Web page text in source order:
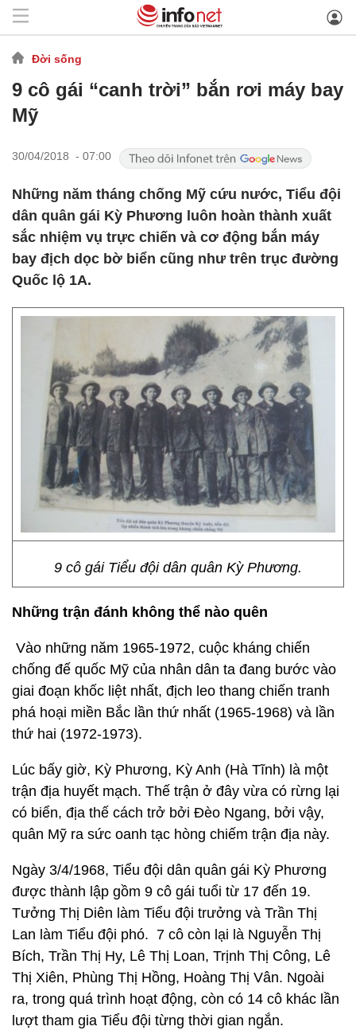
Đời sống
9 cô gái “canh trời” bắn rơi máy bay
Mỹ
30/04/2018 - 07:00
Những năm tháng chống Mỹ cứu nước, Tiểu đội
dân quân gái Kỳ Phương luôn hoàn thành xuất
sắc nhiệm vụ trực chiến và cơ động bắn máy
bay địch dọc bờ biển cũng như trên trục đường
Quốc lộ 1A.
9 cô gái Tiểu đội dân quân Kỳ Phương.
Những trận đánh không thể nào quên
Vào những năm 1965-1972, cuộc kháng chiến
chống đế quốc Mỹ của nhân dân ta đang bước vào
giai đoạn khốc liệt nhất, địch leo thang chiến tranh
phá hoại miền Bắc lần thứ nhất (1965-1968) và lần
thứ hai (1972-1973).
Lúc bấy giờ, Kỳ Phương, Kỳ Anh (Hà Tĩnh) là một
trận địa huyết mạch. Thế trận ở đây vừa có rừng lại
có biển, địa thế cách trở bởi Đèo Ngang, bởi vậy,
quân Mỹ ra sức oanh tạc hòng chiếm trận địa này.
Ngày 3/4/1968, Tiểu đội dân quân gái Kỳ Phương
được thành lập gồm 9 cô gái tuổi từ 17 đến 19.
Tưởng Thị Diên làm Tiểu đội trưởng và Trần Thị
Lan làm Tiểu đội phó. 7 cô còn lại là Nguyễn Thị
Bích, Trần Thị Hy, Lê Thị Loan, Trịnh Thị Công, Lê
Thị Xiên, Phùng Thị Hồng, Hoàng Thị Vân. Ngoài
ra, trong quá trình hoạt động, còn có 14 cô khác lần
lượt tham gia Tiểu đội từng thời gian ngắn.